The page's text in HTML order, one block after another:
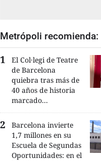
Metrópoli recomienda:
El Col·legi de Teatre
de Barcelona
quiebra tras más de
40 años de historia
marcado...
Barcelona invierte
1,7 millones en su
Escuela de Segundas
Oportunidades: en el